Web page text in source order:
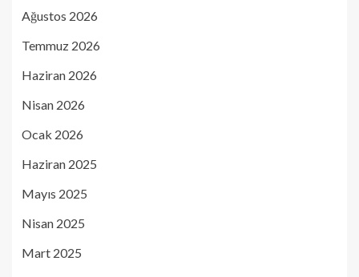
Ağustos 2026
Temmuz 2026
Haziran 2026
Nisan 2026
Ocak 2026
Haziran 2025
Mayıs 2025
Nisan 2025
Mart 2025